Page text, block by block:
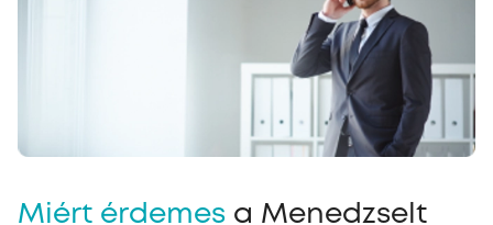
Miért érdemes a Menedzselt